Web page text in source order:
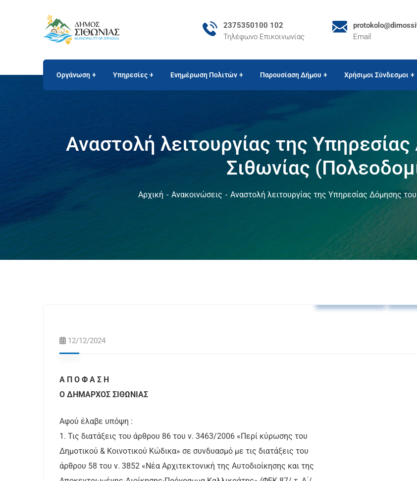
2375350100 102
Τηλέφωνο Επικοινωνίας
Email
Οργάνωση Υπηρεσίες Ενημέρωση Πολιτών Παρουσίαση Δήμου Χρήσιμοι Σύνδεσμοι
Αναστολή λειτουργίας της
Σιθωνίας
Αρχική Ανακοινώσεις Αναστολή λειτουργίας της Yπηρεσίας Δόμησης
12/12/2024
Α Π Ο Φ Α Σ Η
Ο ΔΗΜΑΡΧΟΣ ΣΙΘΩΝΙΑΣ
Αφού έλαβε υπόψη :
1. Τις διατάξεις του άρθρου 86 του ν. 3463/2006 «Περί κύρωσης του
Δημοτικού & Κοινοτικού Κώδικα» σε συνδυασμό με τις διατάξεις του
άρθρου 58 του ν. 3852 «Νέα Αρχιτεκτονική της Αυτοδιοίκησης και της